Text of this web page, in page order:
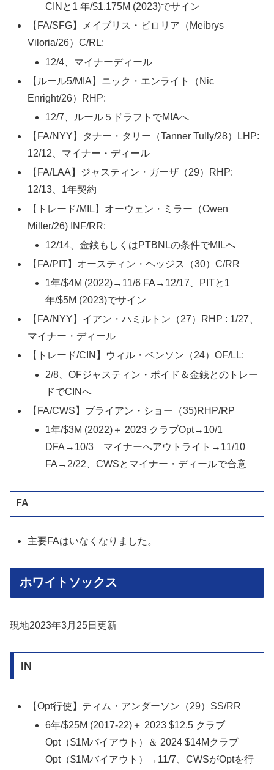
CINと1 年/$1.175M (2023)でサイン
【FA/SFG】メイブリス・ビロリア（Meibrys
Viloria/26）C/RL:
12/4、マイナーディール
【ルール5/MIA】ニック・エンライト（Nic
Enright/26）RHP:
12/7、ルール５ドラフトでMIAへ
【FA/NYY】タナー・タリー（Tanner Tully/28）LHP:
12/12、マイナー・ディール
【FA/LAA】ジャスティン・ガーザ（29）RHP:
12/13、1年契約
【トレード/MIL】オーウェン・ミラー（Owen
Miller/26) INF/RR:
12/14、金銭もしくはPTBNLの条件でMILへ
【FA/PIT】オースティン・ヘッジス（30）C/RR
1年/$4M (2022)→11/6 FA→12/17、PITと1
年/$5M (2023)でサイン
【FA/NYY】イアン・ハミルトン（27）RHP : 1/27、
マイナー・ディール
【トレード/CIN】ウィル・ベンソン（24）OF/LL:
2/8、OFジャスティン・ボイド＆金銭とのトレー
ドでCINへ
【FA/CWS】ブライアン・ショー（35)RHP/RP
1年/$3M (2022)＋ 2023 クラブOpt→10/1
DFA→10/3 マイナーへアウトライト→11/10
FA→2/22、CWSとマイナー・ディールで合意
FA
主要FAはいなくなりました。
ホワイトソックス
現地2023年3月25日更新
IN
【Opt行使】ティム・アンダーソン（29）SS/RR
6年/$25M (2017-22)＋ 2023 $12.5 クラブ
Opt（$1Mバイアウト）＆ 2024 $14Mクラブ
Opt（$1Mバイアウト）→11/7、CWSがOptを行